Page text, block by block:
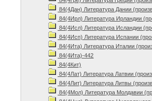
84(4Дан) Литература Дании
84(4Ирл) Литература Ирландии
84(4Исл) Литература Исландии
84(4Исп) Литература Испании
84(4Ита) Литература Италии
84(4Ита)-442
84(4Кит)
84(4Лат) Литература Латвии
84(4Лит) Литература Литвы
84(4Мол) Литература Молдавии